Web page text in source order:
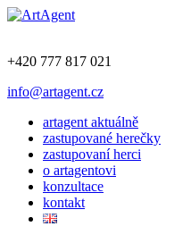
+420 777 817 021
info@artagent.cz
artagent aktuálně
zastupované herečky
zastupovaní herci
o artagentovi
konzultace
kontakt